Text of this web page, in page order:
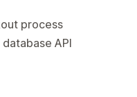
process
API